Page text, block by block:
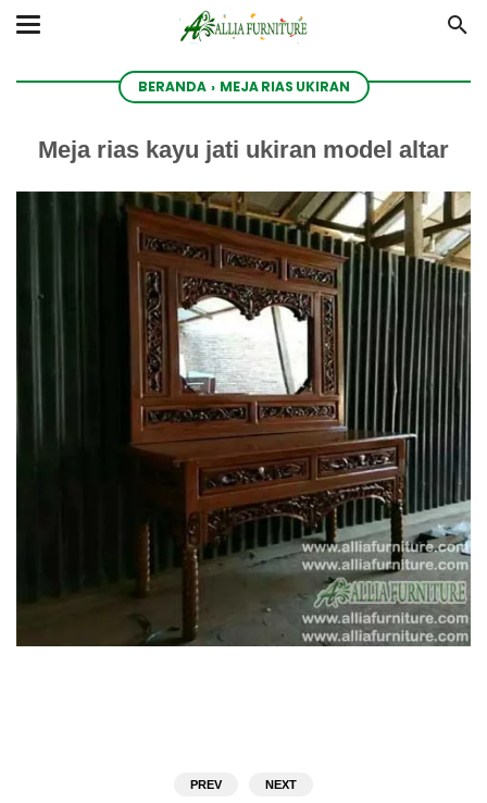
BERANDA › MEJA RIAS UKIRAN
Meja rias kayu jati ukiran model altar
PREV NEXT